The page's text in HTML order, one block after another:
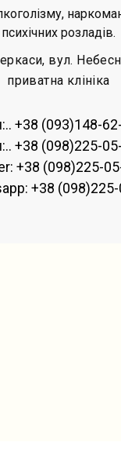
психічних розладів.
вул.
приватна клініка
+38 (093)148-
+38 (098)225-
+38 (098)225-
+38